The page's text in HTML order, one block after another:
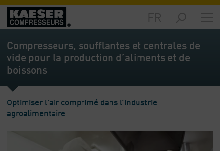
Produits
et
solutions
-
Sommaire
Services
-
Sommaire
Ressources
Compresseurs, soufflantes et centrales de
vide pour la production d’aliments et de
boissons
Optimiser l'air comprimé dans l’industrie
agroalimentaire